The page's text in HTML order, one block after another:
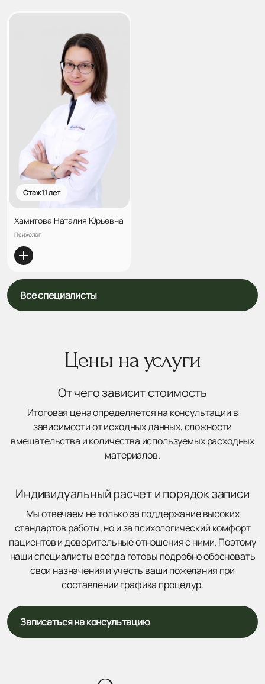
Стаж 11 лет
Хамитова Наталия Юрьевна
Психолог
Все специалисты
Цены на услуги
От чего зависит стоимость
Итоговая цена определяется на консультации в
зависимости от исходных данных, сложности
вмешательства и количества используемых расходных
материалов.
Индивидуальный расчет и порядок записи
Мы отвечаем не только за поддержание высоких
стандартов работы, но и за психологический комфорт
пациентов и доверительные отношения с ними. Поэтому
наши специалисты всегда готовы подробно обосновать
свои назначения и учесть ваши пожелания при
составлении графика процедур.
Записаться на консультацию